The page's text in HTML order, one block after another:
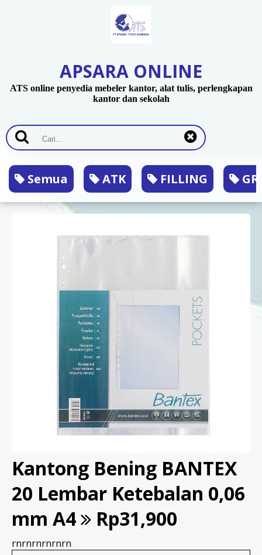
APSARA ONLINE
ATS online penyedia mebeler kantor, alat tulis, perlengkapan
kantor dan sekolah
Semua ATK FILLING
Kantong Bening BANTEX
20 Lembar Ketebalan 0,06
mm A4
Rp31,900
rnrnrnrnrnrn